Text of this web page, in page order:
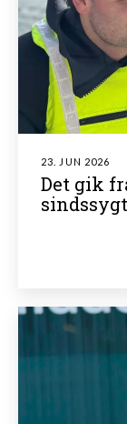
23. JUN 2026
Det gik